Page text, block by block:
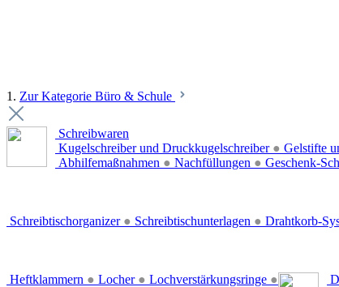
1. Zur Kategorie Büro & Schule
Schreibwaren
Kugelschreiber und Druckkugelschreiber ● Gelstifte
Abhilfemaßnahmen ● Nachfüllungen ● Geschenk-
Schreibtischorganizer ● Schreibtischunterlagen ● Drahtkorb-
Heftklammern ● Locher ● Lochverstärkungsringe ●